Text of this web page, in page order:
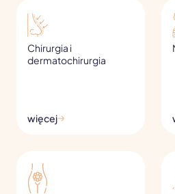
Chirurgia i
dermatochirurgia
więcej